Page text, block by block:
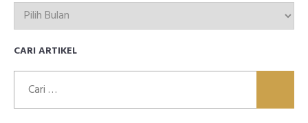
ARSIP
ARTIKEL
CARI ARTIKEL
untuk: